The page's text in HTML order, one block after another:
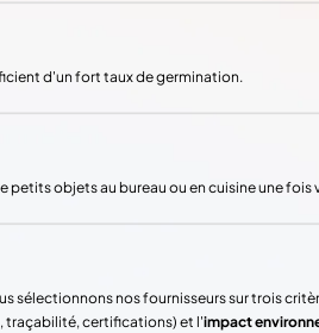
d'un fort taux de germination.
petits objets au bureau ou en cuisine une fois
sélectionnons nos fournisseurs sur trois
traçabilité, certifications) et l'impact